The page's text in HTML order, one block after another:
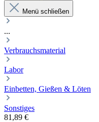
Menü schließen
...
Verbrauchsmaterial
Labor
Einbetten, Gießen & Löten
Sonstiges
81,89 €